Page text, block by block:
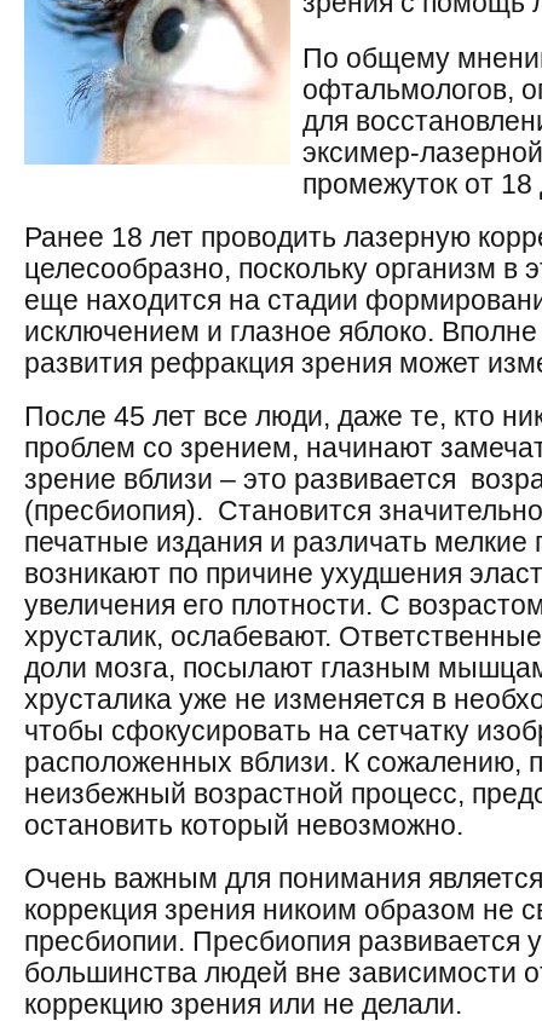
По общему
офтальмологов,
для
эксимер-
промежуток от 18
Ранее 18 лет проводить лазерную
целесообразно, поскольку организм в
еще находится на стадии
исключением и глазное яблоко.
развития рефракция зрения может
После 45 лет все люди, даже те, кто
проблем со зрением, начинают
зрение вблизи – это развивается
(пресбиопия). Становится
печатные издания и различать
возникают по причине ухудшения
увеличения его плотности. С
хрусталик, ослабевают.
доли мозга, посылают глазным
хрусталика уже не изменяется в
чтобы сфокусировать на сетчатку
расположенных вблизи. К сожалению,
неизбежный возрастной процесс,
остановить который невозможно.
Очень важным для понимания
коррекция зрения никоим образом не
пресбиопии. Пресбиопия развивается
большинства людей вне зависимости
коррекцию зрения или не делали.